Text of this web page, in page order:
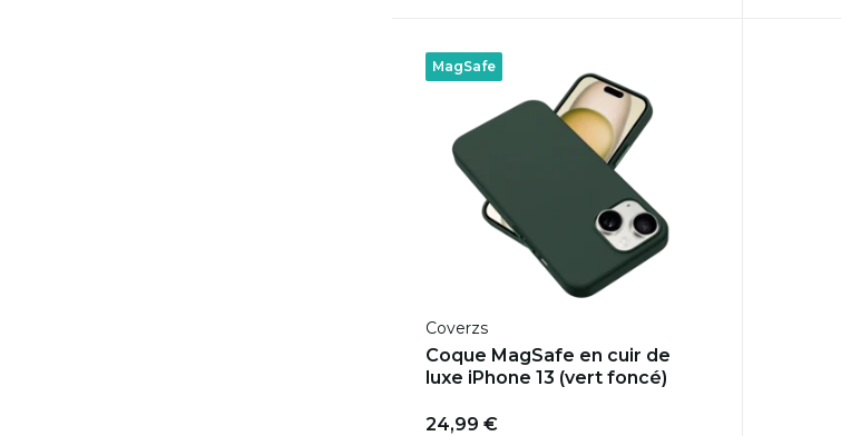
MagSafe
Coverzs
Coque MagSafe en cuir de
luxe iPhone 13 (vert foncé)
24,99 €